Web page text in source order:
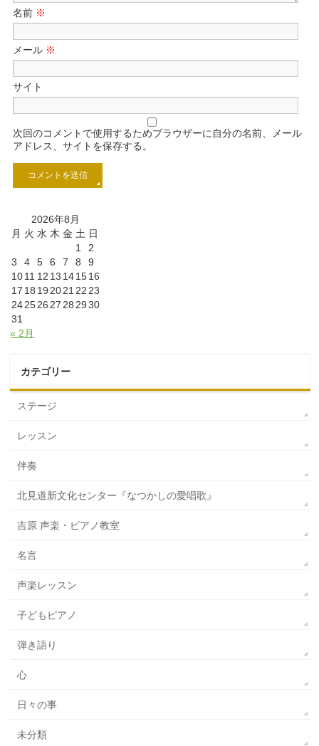
名前 ※
メール ※
サイト
次回のコメントで使用するためブラウザーに自分の名前、メール
アドレス、サイトを保存する。
2026年8月
月 火 水 木 金 土 日
1
2
3
4 5 6 7 8
9
1011 12 13 141516
17 18 19 2021 22 23
242526 27 28 29 30
31
« 2月
カテゴリー
ステージ
レッスン
伴奏
北見道新文化センター『なつかしの愛唱歌』
吉原 声楽・ピアノ教室
名言
声楽レッスン
子どもピアノ
弾き語り
心
日々の事
未分類